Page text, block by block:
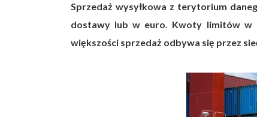
Sprzedaż wysyłkowa z terytorium
dostawy lub w euro. Kwoty limitów w
większości sprzedaż odbywa się przez